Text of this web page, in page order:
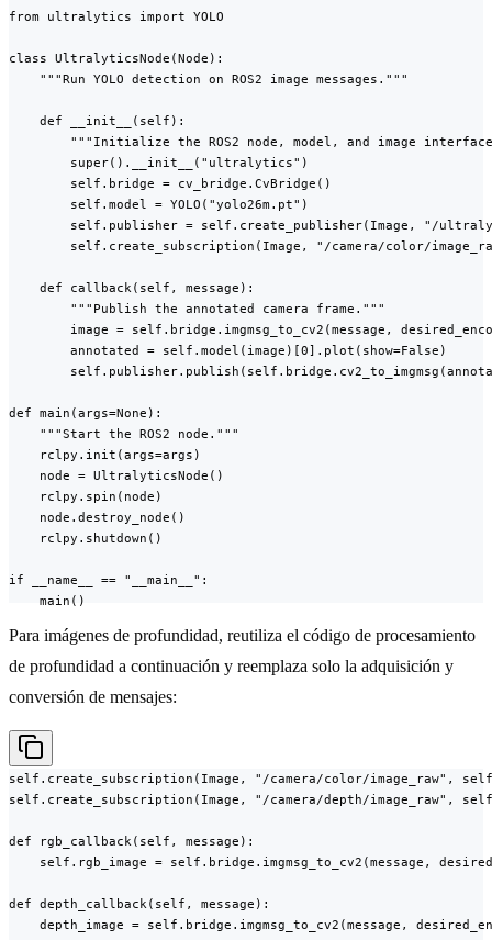
from ultralytics import YOLO
class UltralyticsNode(Node):
    """Run YOLO detection on ROS2 image messages."""
    def __init__(self):
"""Initialize the ROS2 node, model, and image
        super().__init__("ultralytics")
        self.bridge = cv_bridge.CvBridge()
        self.model = YOLO("yolo26m.pt")
self.publisher = self.create_publisher(Image, "/
self.create_subscription(Image, "/camera/color/
    def callback(self, message):
        """Publish the annotated camera frame."""
image = self.bridge.imgmsg_to_cv2(message,
        annotated = self.model(image)[0].plot(show=False)
def main(args=None):
    """Start the ROS2 node."""
    rclpy.init(args=args)
    node = UltralyticsNode()
    rclpy.spin(node)
    node.destroy_node()
    rclpy.shutdown()
if __name__ == "__main__":
    main()
Para imágenes de profundidad, reutiliza el código de procesamiento
de profundidad a continuación y reemplaza solo la adquisición y
conversión de mensajes:
self.create_subscription(Image, "/camera/color/image_raw",
self.create_subscription(Image, "/camera/depth/image_raw",
def rgb_callback(self, message):
self.rgb_image = self.bridge.imgmsg_to_cv2(message,
def depth_callback(self, message):
depth_image = self.bridge.imgmsg_to_cv2(message,